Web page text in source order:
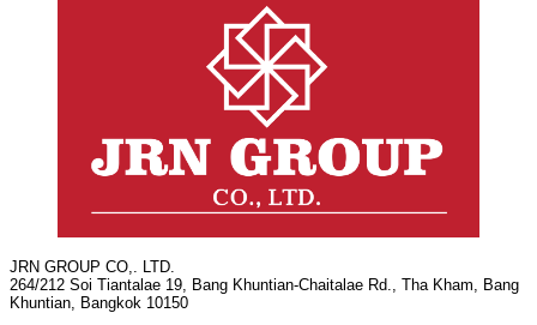
JRN GROUP CO,. LTD.
264/212 Soi Tiantalae 19, Bang Khuntian-Chaitalae Rd., Tha Kham, Bang
Khuntian, Bangkok 10150